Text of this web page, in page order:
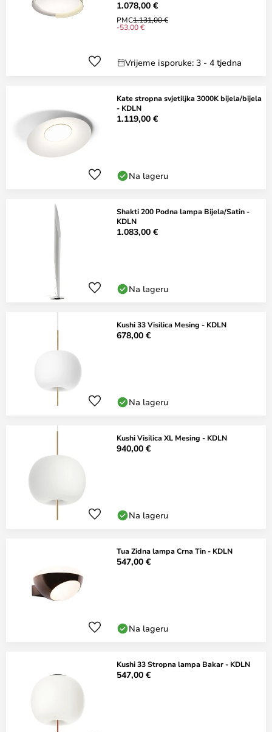
1.078,00 €
PMC1.131,00 €
-53,00 €
Vrijeme isporuke: 3 - 4 tjedna
Kate stropna svjetiljka 3000K bijela/bijela
- KDLN
1.119,00 €
Na lageru
Shakti 200 Podna lampa Bijela/Satin -
KDLN
1.083,00 €
Na lageru
Kushi 33 Visilica Mesing - KDLN
678,00 €
Na lageru
Kushi Visilica XL Mesing - KDLN
940,00 €
Na lageru
Tua Zidna lampa Crna Tin - KDLN
547,00 €
Na lageru
Kushi 33 Stropna lampa Bakar - KDLN
547,00 €